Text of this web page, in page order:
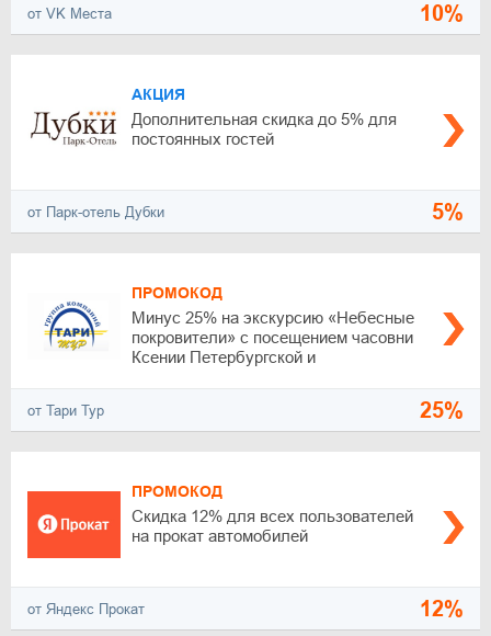
от VK Места 10%
АКЦИЯ
Дополнительная скидка до 5% для
постоянных гостей
от Парк-отель Дубки 5%
ПРОМОКОД
Минус 25% на экскурсию «Небесные
покровители» с посещением часовни
Ксении Петербургской и
от Тари Тур 25%
ПРОМОКОД
Скидка 12% для всех пользователей
на прокат автомобилей
от Яндекс Прокат 12%